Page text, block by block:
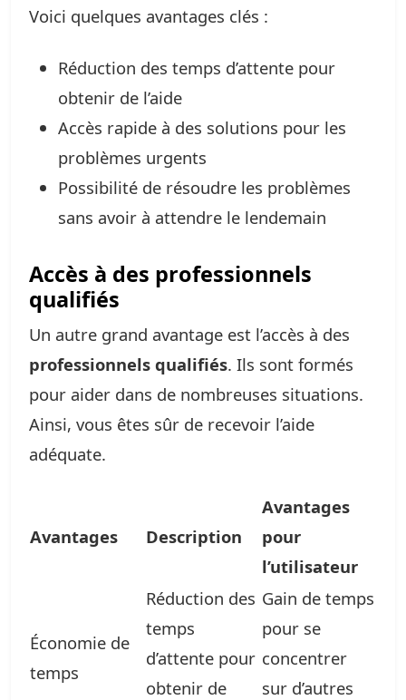
Voici quelques avantages clés :
Réduction des temps d’attente pour
obtenir de l’aide
Accès rapide à des solutions pour les
problèmes urgents
Possibilité de résoudre les problèmes
sans avoir à attendre le lendemain
Accès à des professionnels
qualifiés
Un autre grand avantage est l’accès à des
professionnels qualifiés. Ils sont formés
pour aider dans de nombreuses situations.
Ainsi, vous êtes sûr de recevoir l’aide
adéquate.
Avantages Description
Avantages
pour
l’utilisateur
Économie de
temps
Réduction des
temps
d’attente pour
obtenir de
Gain de temps
pour se
concentrer
sur d’autres